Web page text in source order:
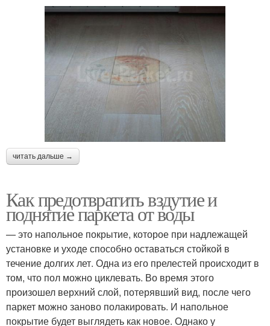
читать дальше →
Как предотвратить вздутие и
поднятие паркета от воды
— это напольное покрытие, которое при надлежащей
установке и уходе способно оставаться стойкой в
течение долгих лет. Одна из его прелестей происходит в
том, что пол можно циклевать. Во время этого
произошел верхний слой, потерявший вид, после чего
паркет можно заново полакировать. И напольное
покрытие будет выглядеть как новое. Однако у